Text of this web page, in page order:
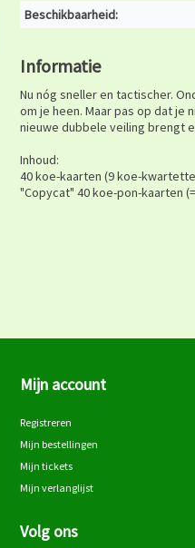
Beschikbaarheid:
Informatie
Nu nóg sneller en tactischer.
om je heen. Maar pas op dat
nieuwe dubbele veiling brengt
Inhoud:
40 koe-kaarten (9 koe-
"Copycat" 40 koe-pon-kaarten
Mijn account
Registreren
Mijn bestellingen
Mijn tickets
Mijn verlanglijst
Volg ons